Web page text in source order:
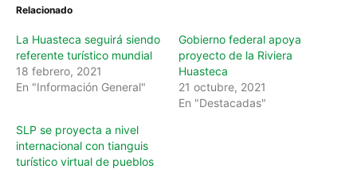
Relacionado
La Huasteca seguirá siendo
referente turístico mundial
18 febrero, 2021
En "Información General"
Gobierno federal apoya
proyecto de la Riviera
Huasteca
21 octubre, 2021
En "Destacadas"
SLP se proyecta a nivel
internacional con tianguis
turístico virtual de pueblos